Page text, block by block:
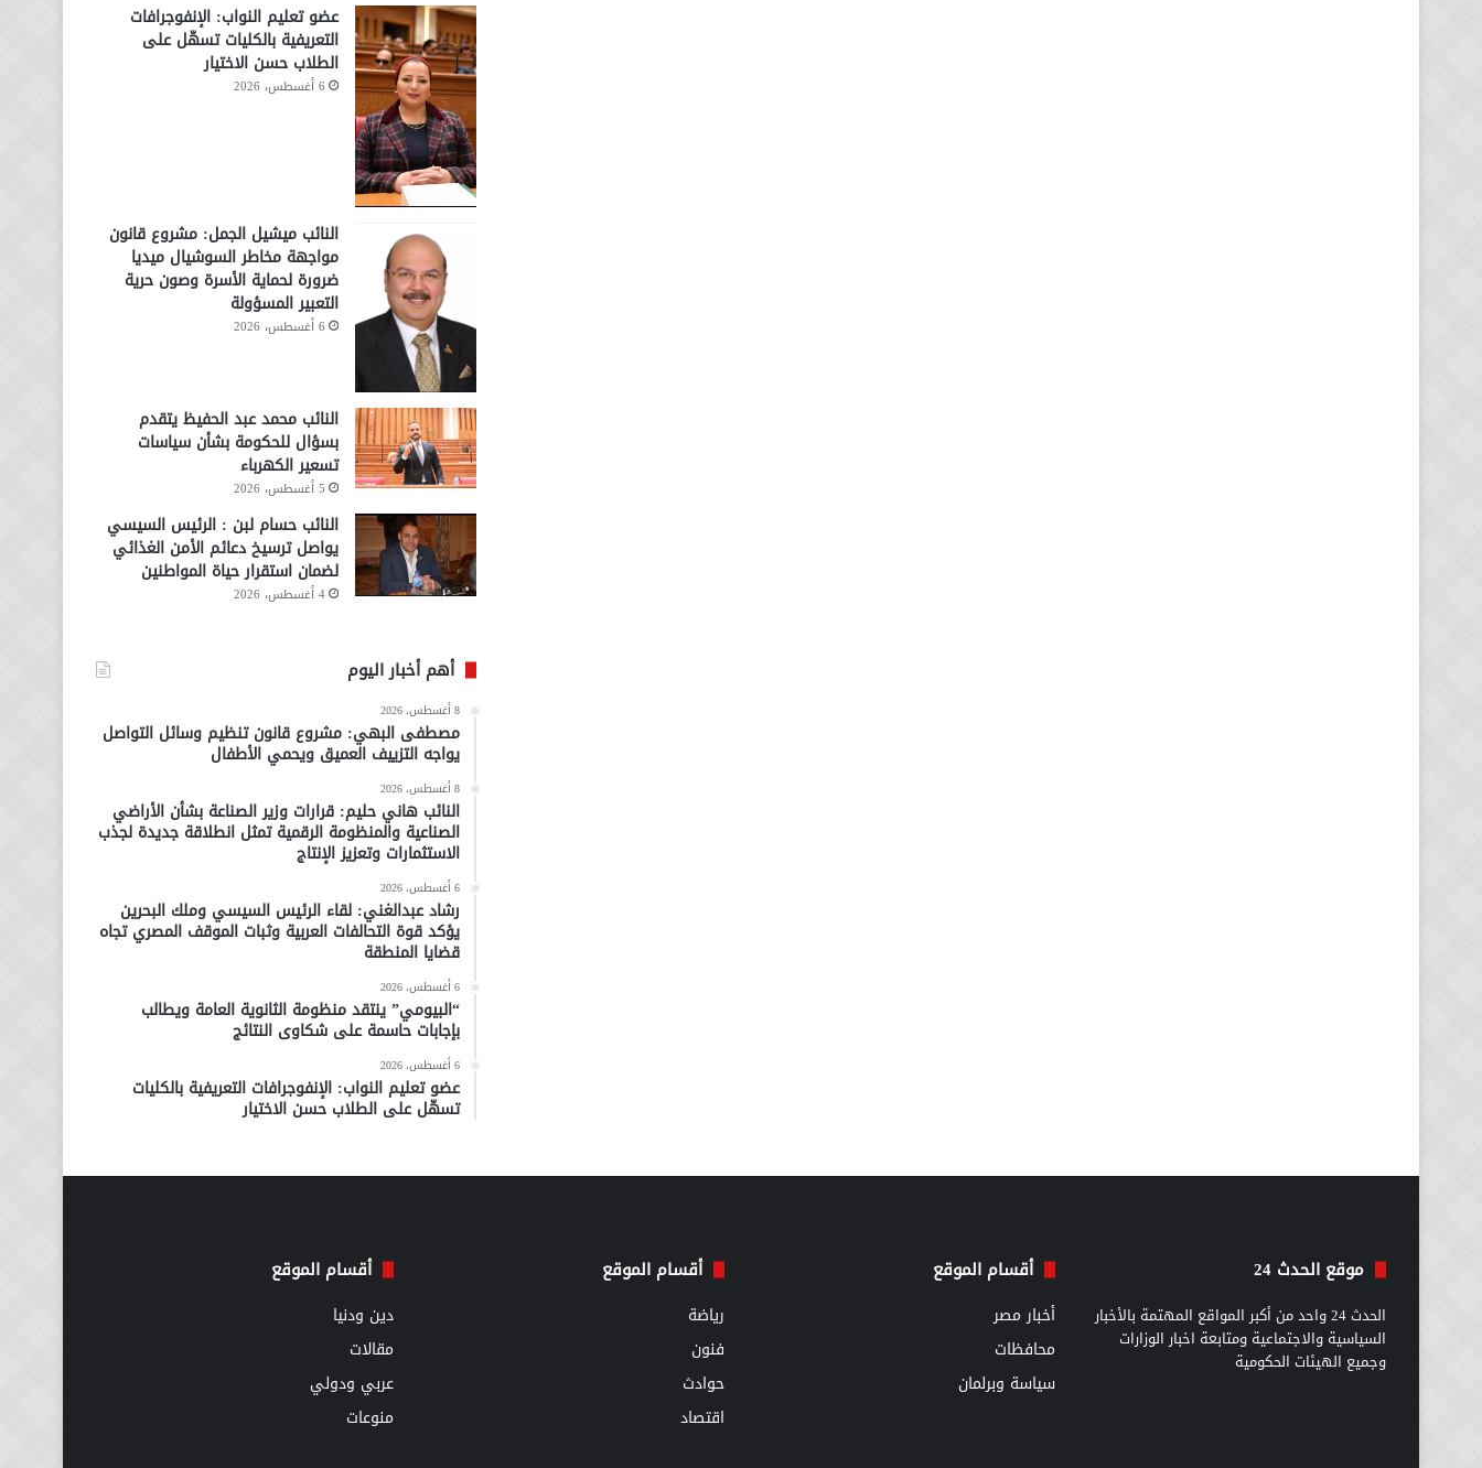
عضو تعليم النواب: الإنفوجرافات
التعريفية بالكليات تسهّل على
الطلاب حسن الاختيار
6 أغسطس، 2026
النائب ميشيل الجمل: مشروع قانون
مواجهة مخاطر السوشيال ميديا
ضرورة لحماية الأسرة وصون حرية
التعبير المسؤولة
6 أغسطس، 2026
النائب محمد عبد الحفيظ يتقدم
بسؤال للحكومة بشأن سياسات
تسعير الكهرباء
5 أغسطس، 2026
النائب حسام لبن : الرئيس السيسي
يواصل ترسيخ دعائم الأمن الغذائي
لضمان استقرار حياة المواطنين
4 أغسطس، 2026
أهم أخبار اليوم
8 أغسطس، 2026
مصطفى البهي: مشروع قانون تنظيم وسائل التواصل
يواجه التزييف العميق ويحمي الأطفال
8 أغسطس، 2026
النائب هاني حليم: قرارات وزير الصناعة بشأن الأراضي
الصناعية والمنظومة الرقمية تمثل انطلاقة جديدة لجذب
الاستثمارات وتعزيز الإنتاج
6 أغسطس، 2026
رشاد عبدالغني: لقاء الرئيس السيسي وملك البحرين
يؤكد قوة التحالفات العربية وثبات الموقف المصري تجاه
قضايا المنطقة
6 أغسطس، 2026
“البيومي” ينتقد منظومة الثانوية العامة ويطالب
بإجابات حاسمة على شكاوى النتائج
6 أغسطس، 2026
عضو تعليم النواب: الإنفوجرافات التعريفية بالكليات
تسهّل على الطلاب حسن الاختيار
موقع الحدث 24
الحدث 24 واحد من أكبر المواقع المهتمة بالأخبار
السياسية والاجتماعية ومتابعة اخبار الوزارات
وجميع الهيئات الحكومية
أقسام الموقع
أخبار مصر
محافظات
سياسة وبرلمان
أقسام الموقع
رياضة
فنون
حوادث
اقتصاد
أقسام الموقع
دين ودنيا
مقالات
عربي ودولي
منوعات